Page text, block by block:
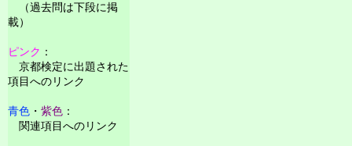
（過去問は下段に掲
載）
ピンク ：
京都検定に出題された
項目へのリンク
青色 ・ 紫色 ：
関連項目へのリンク